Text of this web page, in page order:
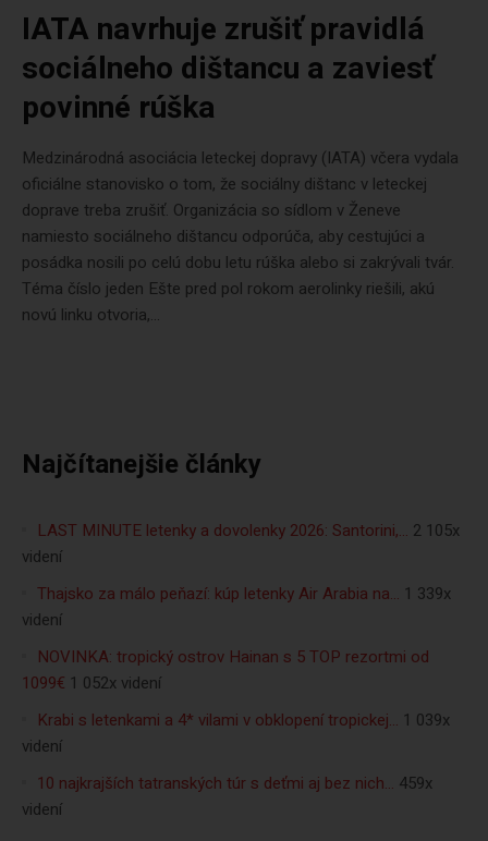
IATA navrhuje zrušiť pravidlá
sociálneho dištancu a zaviesť
povinné rúška
Medzinárodná asociácia leteckej dopravy (IATA) včera vydala
oficiálne stanovisko o tom, že sociálny dištanc v leteckej
doprave treba zrušiť. Organizácia so sídlom v Ženeve
namiesto sociálneho dištancu odporúča, aby cestujúci a
posádka nosili po celú dobu letu rúška alebo si zakrývali tvár.
Téma číslo jeden Ešte pred pol rokom aerolinky riešili, akú
novú linku otvoria,...
Najčítanejšie články
LAST MINUTE letenky a dovolenky 2026: Santorini,… 2 105x
videní
Thajsko za málo peňazí: kúp letenky Air Arabia na… 1 339x
videní
NOVINKA: tropický ostrov Hainan s 5 TOP rezortmi od
1099€ 1 052x videní
Krabi s letenkami a 4* vilami v obklopení tropickej… 1 039x
videní
10 najkrajších tatranských túr s deťmi aj bez nich… 459x
videní